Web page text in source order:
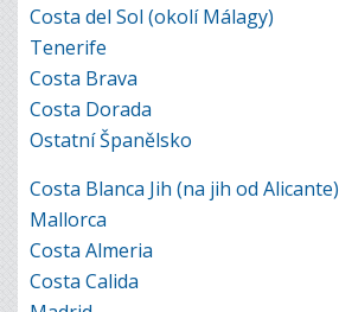
Costa del Sol (okolí Málagy)
Tenerife
Costa Brava
Costa Dorada
Ostatní Španělsko
Costa Blanca Jih (na jih od Alicante)
Mallorca
Costa Almeria
Costa Calida